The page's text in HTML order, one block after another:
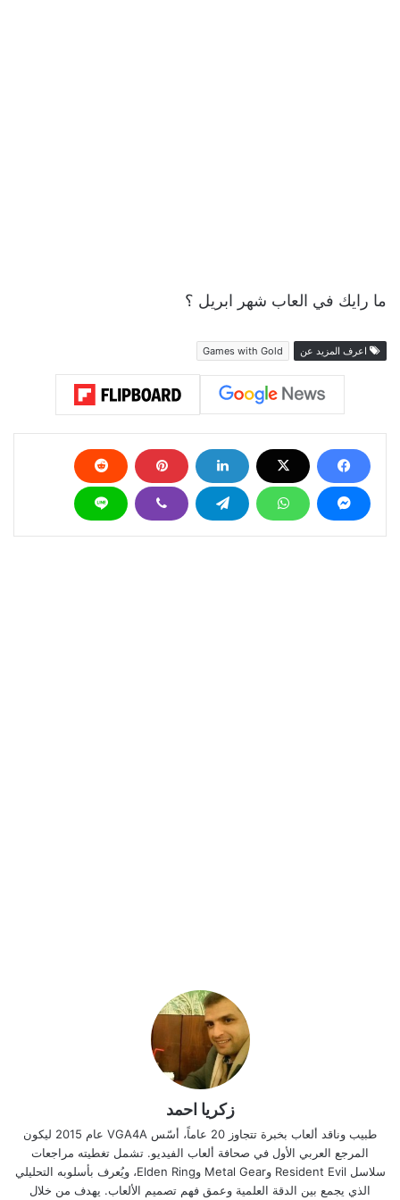
ما رايك في العاب شهر ابريل ؟
اعرف المزيد عن Games with Gold
زكريا احمد
طبيب وناقد ألعاب بخبرة تتجاوز 20 عاماً، أسّس VGA4A عام 2015 ليكون
المرجع العربي الأول في صحافة ألعاب الفيديو. تشمل تغطيته مراجعات
سلاسل Resident Evil وMetal Gear وElden Ring، ويُعرف بأسلوبه التحليلي
الذي يجمع بين الدقة العلمية وعمق فهم تصميم الألعاب. يهدف من خلال